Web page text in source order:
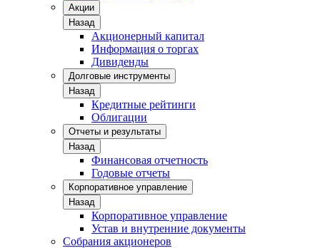
Акции
Назад
Акционерный капитал
Информация о торгах
Дивиденды
Долговые инструменты
Назад
Кредитные рейтинги
Облигации
Отчеты и результаты
Назад
Финансовая отчетность
Годовые отчеты
Корпоративное управление
Назад
Корпоративное управление
Устав и внутренние документы
Собрания акционеров